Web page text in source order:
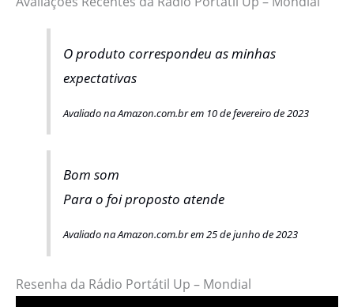
O produto correspondeu as minhas
expectativas
Avaliado na Amazon.com.br em 10 de fevereiro de 2023
Bom som
Para o foi proposto atende
Avaliado na Amazon.com.br em 25 de junho de 2023
Resenha da Rádio Portátil Up – Mondial